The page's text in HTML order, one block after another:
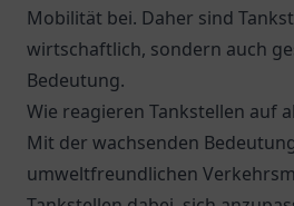
Mobilität bei. Daher sind
wirtschaftlich, sondern auch
Bedeutung.
Wie reagieren Tankstellen auf
Mit der wachsenden
umweltfreundlichen